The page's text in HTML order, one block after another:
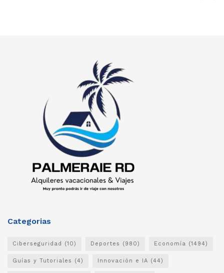
Categorias
Ciberseguridad (10) Deportes (980) Economía (1494)
Guías y Tutoriales (4) Innovación e IA (44)